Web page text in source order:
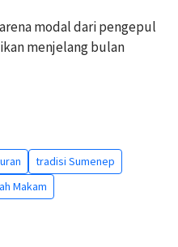
modal dari pengepul
menjelang bulan
tradisi Sumenep
Makam